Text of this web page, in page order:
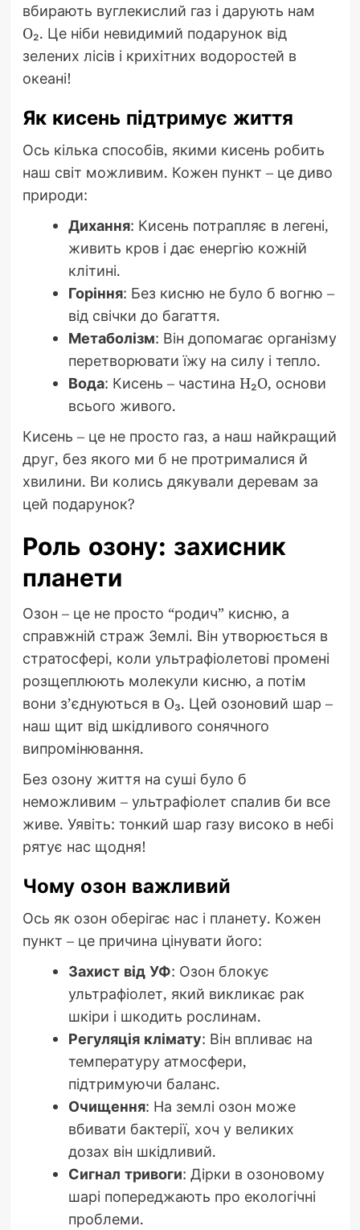
вбирають вуглекислий газ і дарують нам
O₂. Це ніби невидимий подарунок від
зелених лісів і крихітних водоростей в
океані!
Як кисень підтримує життя
Ось кілька способів, якими кисень робить
наш світ можливим. Кожен пункт – це диво
природи:
Дихання: Кисень потрапляє в легені,
живить кров і дає енергію кожній
клітині.
Горіння: Без кисню не було б вогню –
від свічки до багаття.
Метаболізм: Він допомагає організму
перетворювати їжу на силу і тепло.
Вода: Кисень – частина H₂O, основи
всього живого.
Кисень – це не просто газ, а наш найкращий
друг, без якого ми б не протрималися й
хвилини. Ви колись дякували деревам за
цей подарунок?
Роль озону: захисник
планети
Озон – це не просто “родич” кисню, а
справжній страж Землі. Він утворюється в
стратосфері, коли ультрафіолетові промені
розщеплюють молекули кисню, а потім
вони з’єднуються в O₃. Цей озоновий шар –
наш щит від шкідливого сонячного
випромінювання.
Без озону життя на суші було б
неможливим – ультрафіолет спалив би все
живе. Уявіть: тонкий шар газу високо в небі
рятує нас щодня!
Чому озон важливий
Ось як озон оберігає нас і планету. Кожен
пункт – це причина цінувати його:
Захист від УФ: Озон блокує
ультрафіолет, який викликає рак
шкіри і шкодить рослинам.
Регуляція клімату: Він впливає на
температуру атмосфери,
підтримуючи баланс.
Очищення: На землі озон може
вбивати бактерії, хоч у великих
дозах він шкідливий.
Сигнал тривоги: Дірки в озоновому
шарі попереджають про екологічні
проблеми.